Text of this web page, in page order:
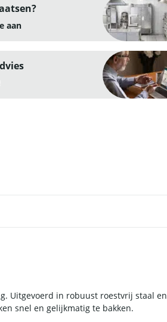
aan
Uitgevoerd in robuust roestvrij staal en
snel en gelijkmatig te bakken.